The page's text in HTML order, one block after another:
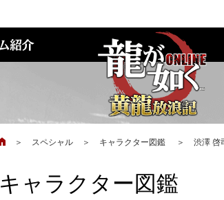
＞ スペシャル ＞ キャラクター図鑑 ＞ 渋澤 啓
キャラクター図鑑